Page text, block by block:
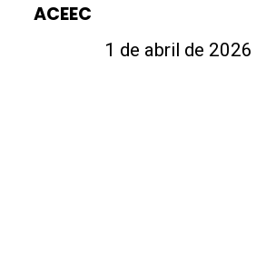
ACEEC
1 de abril de 2026